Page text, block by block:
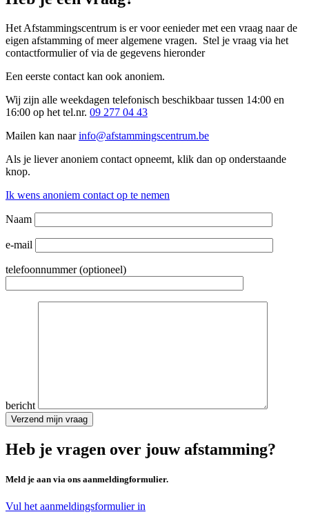
Het Afstammingscentrum is er voor eenieder met een vraag naar de
eigen afstamming of meer algemene vragen. Stel je vraag via het
contactformulier of via de gegevens hieronder
Een eerste contact kan ook anoniem.
Wij zijn alle weekdagen telefonisch beschikbaar tussen 14:00 en
16:00 op het tel.nr. 09 277 04 43
Mailen kan naarinfo@afstammingscentrum.be
Als je liever anoniem contact opneemt, klik dan op onderstaande
knop.
Ik wens anoniem contact op te nemen
Naam
e-mail
telefoonnummer (optioneel)
bericht
Heb je vragen over jouw afstamming?
Meld je aan via ons aanmeldingformulier.
Vul het aanmeldingsformulier in